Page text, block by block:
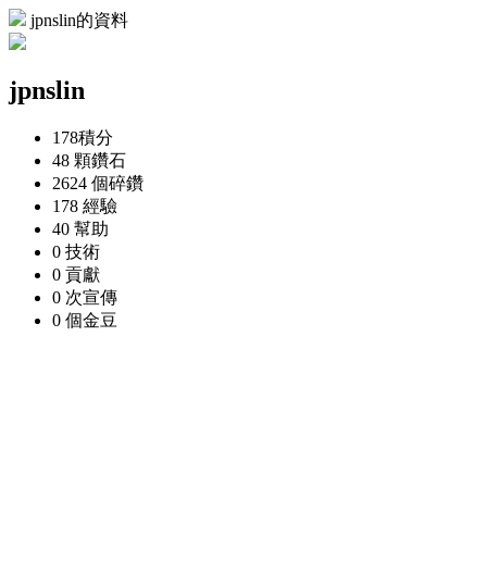
jpnslin的資料
jpnslin
178積分
48 顆鑽石
2624 個碎鑽
178 經驗
40 幫助
0 技術
0 貢獻
0 次宣傳
0 個金豆